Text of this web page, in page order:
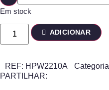
Em stock
ADICIONAR
REF: HPW2210A Categoria
PARTILHAR: